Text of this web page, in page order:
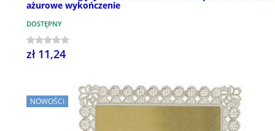
ażurowe wykończenie
DOSTĘPNY
zł 11,24
NOWOŚCI